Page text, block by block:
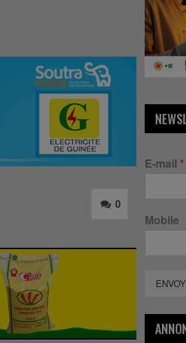
0
E-mail *
Mobile